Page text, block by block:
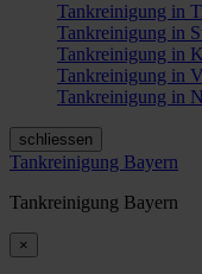
Tankreinigung in
Tankreinigung in
Tankreinigung in
Tankreinigung in
Tankreinigung in
schliessen
Tankreinigung Bayern
Tankreinigung Bayern
×